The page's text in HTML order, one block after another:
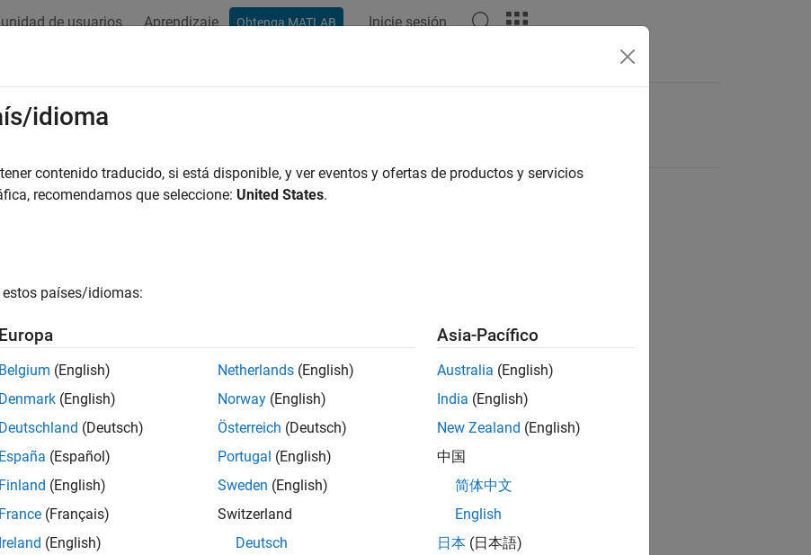
de usuarios Aprendizaje Obtenga MATLAB Inicie sesión
poridioma
contenido traducido, si está disponible, y ver eventos y ofertas de productos y servicios
recomendamos que seleccione: United States.
países/idiomas:
Europa
Belgium (English)
Denmark (English)
Deutschland (Deutsch)
España (Español)
Finland (English)
France (Français)
Ireland (English)
Netherlands (English)
Norway (English)
Österreich (Deutsch)
Portugal (English)
Sweden (English)
Switzerland
Deutsch
Asia-Pacífico
Australia (English)
India (English)
New Zealand (English)
中国
简体中文
English
日本 (日本語)